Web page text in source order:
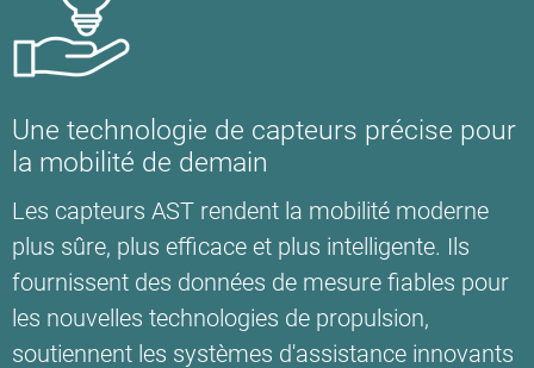
Une technologie de capteurs précise pour
la mobilité de demain
Les capteurs AST rendent la mobilité moderne
plus sûre, plus efficace et plus intelligente. Ils
fournissent des données de mesure fiables pour
les nouvelles technologies de propulsion,
soutiennent les systèmes d'assistance innovants